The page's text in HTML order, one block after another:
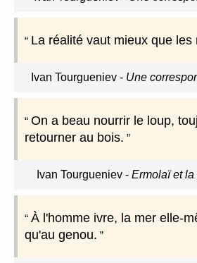
La réalité vaut mieux que les
Ivan Tourgueniev- Une
On a beau nourrir le loup,
retourner au bois.
Ivan Tourgueniev- Ermolaï et
À l'homme ivre, la mer elle-
qu'au genou.